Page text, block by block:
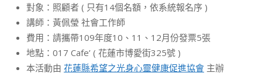
對象：照顧者 ( 只有14個名額，依系統報名序 )
講師：黃佩瑩 社會工作師
費用：請攜帶109年度10、11、12月份發票5張
地點：017 Cafe’ ( 花蓮市博愛街325號 )
本活動由 花蓮縣希望之光身心靈健康促進協會 主辦